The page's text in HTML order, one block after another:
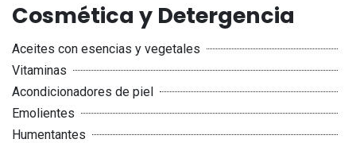
Cosmética y Detergencia
Aceites con esencias y vegetales
Vitaminas
Acondicionadores de piel
Emolientes
Humentantes